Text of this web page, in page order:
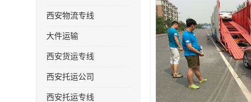
西安物流专线
大件运输
西安货运专线
西安托运公司
西安托运专线